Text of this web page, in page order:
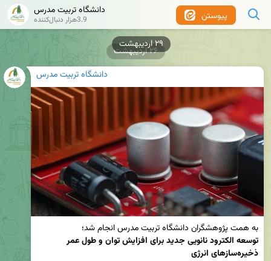
پیوستن دانشگاه تربیت مدرس
3.9هزار دنبال‌کننده
دانشگاه تربیت مدرس
به همت پژوهشگران دانشگاه تربیت مدرس انجام شد؛
توسعه الکترود نانویی جدید برای افزایش توان و طول عمر
ذخیره‌سازهای انرژی
۲۶ اردیبهشت